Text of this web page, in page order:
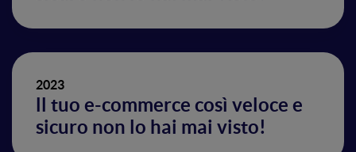
2023
ll tuo e-commerce così veloce e
sicuro non lo hai mai visto!